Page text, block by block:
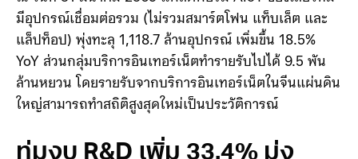
ณ วันที่ 31 มีนาคม 2569 แพลตฟอร์ม AIoT ของเสียวหมี่
มีอุปกรณ์เชื่อมต่อรวม (ไม่รวมสมาร์ตโฟน แท็บเล็ต และ
แล็ปท็อป) พุ่งทะลุ 1,118.7 ล้านอุปกรณ์ เพิ่มขึ้น 18.5%
YoY ส่วนกลุ่มบริการอินเทอร์เน็ตทำรายรับไปได้ 9.5 พัน
ใหญ่สามารถทำสถิติสูงสุดใหม่เป็นประวัติการณ์